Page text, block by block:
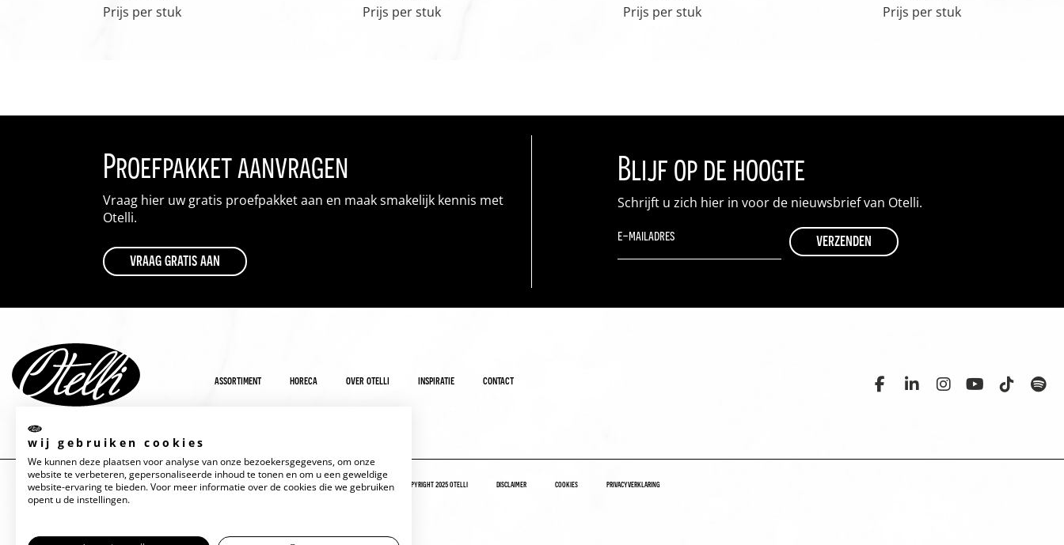
Prijs per stuk Prijs per stuk Prijs per stuk Prijs per stuk
Proefpakket aanvragen
Vraag hier uw gratis proefpakket aan en maak smakelijk kennis met
Otelli.
vraag gratis aan
Blijf op de hoogte
Schrijft u zich hier in voor de nieuwsbrief van Otelli.
assortiment horeca over otelli inspiratie contact
copyright 2025 otelli disclaimer cookies privacyverklaring
wij gebruiken cookies
We kunnen deze plaatsen voor analyse van onze bezoekersgegevens, om onze
website te verbeteren, gepersonaliseerde inhoud te tonen en om u een geweldige
website-ervaring te bieden. Voor meer informatie over de cookies die we gebruiken
opent u de instellingen.